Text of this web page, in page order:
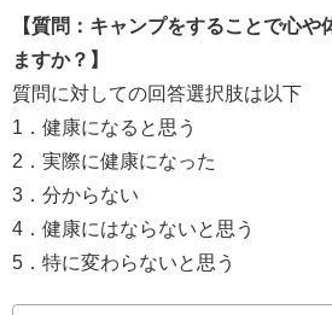
【質問：キャンプをすることで心や
ますか？ 】
質問に対しての回答選択肢は以下
1．健康になると思う
2．実際に健康になった
3．分からない
4．健康にはならないと思う
5．特に変わらないと思う